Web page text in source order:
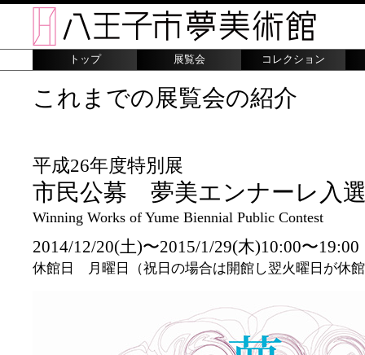
トップ 展覧会 コレクション
これまでの展覧会の紹介
平成26年度特別展
市民公募 夢美エンナーレ入
Winning Works of Yume Biennial Public Contest
2014/12/20(土)〜2015/1/29(木)10:00〜19:00
休館日 月曜日（祝日の場合は開館し翌火曜日が休